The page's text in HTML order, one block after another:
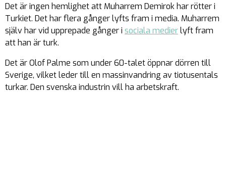
Det är ingen hemlighet att Muharrem Demirok har rötter i
Turkiet. Det har flera gånger lyfts fram i media. Muharrem
själv har vid upprepade gånger i sociala medierlyft fram
att han är turk.
Det är Olof Palme som under 60-talet öppnar dörren till
Sverige, vilket leder till en massinvandring av tiotusentals
turkar. Den svenska industrin vill ha arbetskraft.